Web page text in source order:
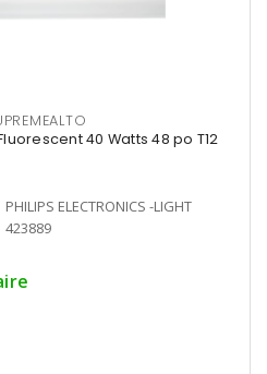
40 Watts 48 po T12
PHILIPS ELECTRONICS -LIGHT
423889